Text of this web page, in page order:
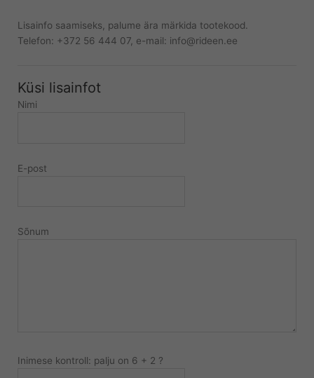
Lisainfo saamiseks, palume ära märkida tootekood.
Telefon: +372 56 444 07, e-mail: info@rideen.ee
Küsi lisainfot
Nimi
E-post
Sõnum
Inimese kontroll: palju on 6 + 2 ?